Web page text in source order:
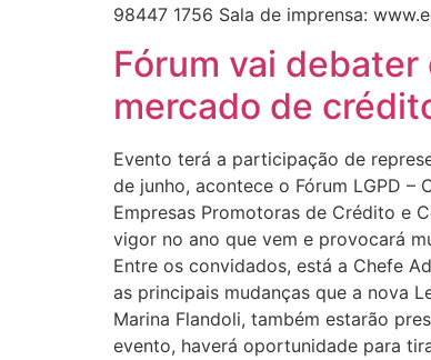
98447 1756 Sala de imprensa:
Fórum vai
mercado de
Evento terá a participação de
de junho, acontece o Fórum LGPD
Empresas Promotoras de Crédito e
vigor no ano que vem e provocará
Entre os convidados, está a Chefe
as principais mudanças que a nova
Marina Flandoli, também estarão
evento, haverá oportunidade para